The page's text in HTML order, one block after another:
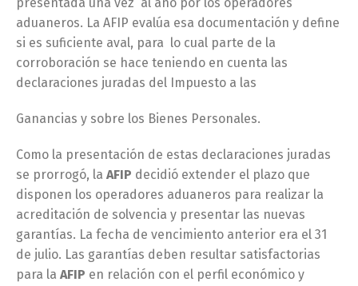
aduaneros. La AFIP evalúa esa documentación y define
si es suficiente aval, para lo cual parte de la
corroboración se hace teniendo en cuenta las
declaraciones juradas del Impuesto a las
Ganancias y sobre los Bienes Personales.
Como la presentación de estas declaraciones juradas
se prorrogó, la AFIP decidió extender el plazo que
disponen los operadores aduaneros para realizar la
acreditación de solvencia y presentar las nuevas
garantías. La fecha de vencimiento anterior era el 31
de julio. Las garantías deben resultar satisfactorias
para la AFIP en relación con el perfil económico y